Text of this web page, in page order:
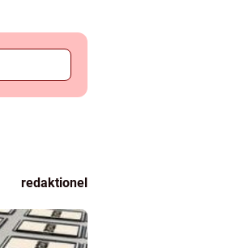
redaktionel